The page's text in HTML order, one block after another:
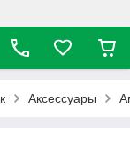
Аксессуары